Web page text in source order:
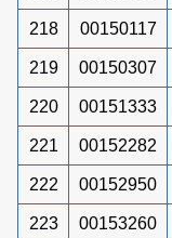
218 00150117
219 00150307
220 00151333
221 00152282
222 00152950
223 00153260